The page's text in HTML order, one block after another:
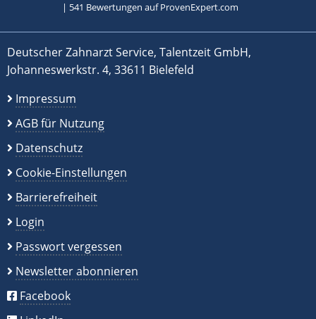
| 541 Bewertungen auf ProvenExpert.com
Deutscher Zahnarzt Service, Talentzeit GmbH,
Johanneswerkstr. 4, 33611 Bielefeld
Impressum
AGB für Nutzung
Datenschutz
Cookie-Einstellungen
Barrierefreiheit
Login
Passwort vergessen
Newsletter abonnieren
Facebook